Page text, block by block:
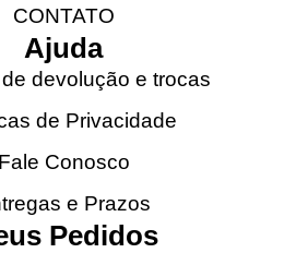
CONTATO
Ajuda
devolução e trocas
de Privacidade
Fale Conosco
e Prazos
Pedidos